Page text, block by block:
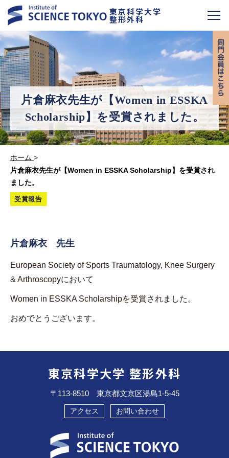
東京科学大学
整形外科
片倉麻衣先生が【Women in ESSKA
Scholarship】を受賞されました。
ホーム >
片倉麻衣先生が【Women in ESSKA Scholarship】を受賞され
ました。
受賞報告
片倉麻衣 先生
European Society of Sports Traumatology, Knee Surgery
& Arthroscopyにおいて
Women in ESSKA Scholarshipを受賞されました。
おめでとうございます。
東京科学大学 整形外科
〒113-8510 東京都文京区湯島1-5-45
アクセス お問い合わせ